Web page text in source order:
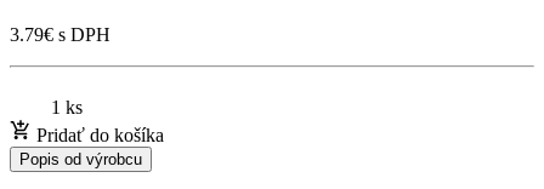
3.79€ s DPH
1 ks
Pridať do košíka
Popis od výrobcu